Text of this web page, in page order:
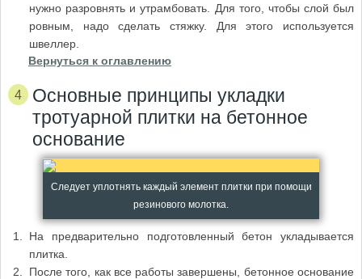
нужно разровнять и утрамбовать. Для того, чтобы слой был
ровным, надо сделать стяжку. Для этого используется
швеллер.
Вернуться к оглавлению
Основные принципы укладки
тротуарной плитки на бетонное
основание
Следует уплотнять каждый элемент плитки при помощи
резинового молотка.
На предварительно подготовленный бетон укладывается
плитка.
После того, как все работы завершены, бетонное основание